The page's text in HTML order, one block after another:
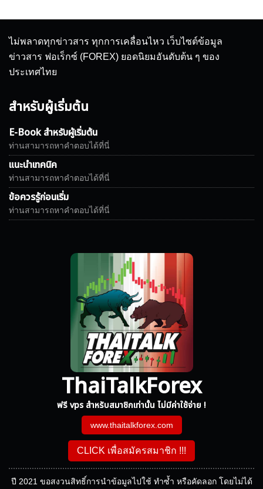
ไม่พลาดทุกข่าวสาร ทุกการเคลื่อนไหว เว็บไซต์ข้อมูล
ข่าวสาร ฟอเร็กซ์ (FOREX) ยอดนิยมอันดับต้น ๆ ของ
ประเทศไทย
สำหรับผู้เริ่มต้น
E-Book สำหรับผู้เริ่มต้น
ท่านสามารถหาคำตอบได้ที่นี่
แนะนำเทคนิค
ท่านสามารถหาคำตอบได้ที่นี่
ข้อควรรู้ก่อนเริ่ม
ท่านสามารถหาคำตอบได้ที่นี่
ThaiTalkForex
ฟรี vps สำหรับสมาชิกเท่านั้น ไม่มีค่าใช้จ่าย !
www.thaitalkforex.com
CLICK เพื่อสมัครสมาชิก !!!
ปี 2021 ขอสงวนสิทธิ์การนำข้อมูลไปใช้ ทำซ้ำ หรือคัดลอก โดยไม่ได้